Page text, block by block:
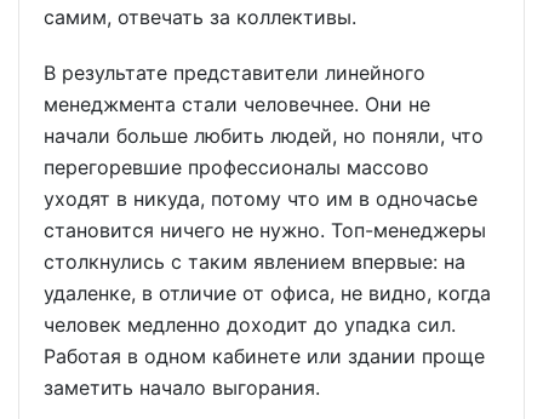
самим, отвечать за коллективы.
В результате представители линейного
менеджмента стали человечнее. Они не
начали больше любить людей, но поняли, что
перегоревшие профессионалы массово
уходят в никуда, потому что им в одночасье
становится ничего не нужно. Топ-менеджеры
столкнулись с таким явлением впервые: на
удаленке, в отличие от офиса, не видно, когда
человек медленно доходит до упадка сил.
Работая в одном кабинете или здании проще
заметить начало выгорания.